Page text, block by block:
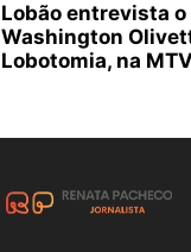
Lobão entrevista
Washington
Lobotomia, na MTV